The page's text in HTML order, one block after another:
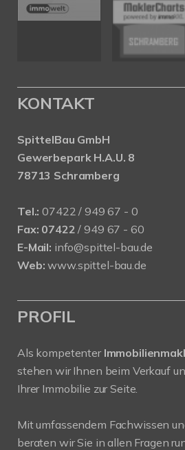
KONTAKT
SpittelBau GmbH
Gewerbepark H.A.U. 8
78713 Schramberg
Tel.: 07422 / 949 67 - 0
Fax: 07422 / 949 67 - 60
E-Mail: info@spittel-bau.de
Web: www.spittel-bau.de
PROFIL
Als kompetenter
stehen wir Ihnen beim Verkauf
Ihrer Immobilie zur Seite.
Mit umfassendem Fachwissen
beraten wir Sie in allen Fragen